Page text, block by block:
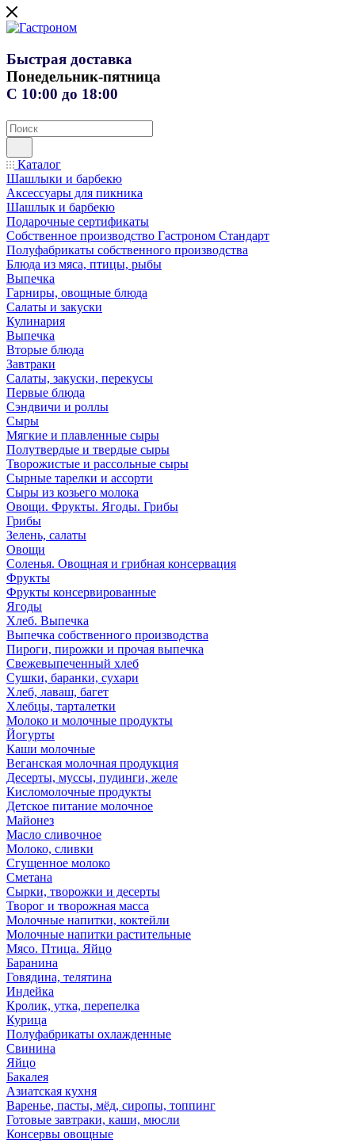
Быстрая доставка
Понедельник-пятница
С 10:00 до 18:00
Каталог
Шашлыки и барбекю
Аксессуары для пикника
Шашлык и барбекю
Подарочные сертификаты
Собственное производство Гастроном Стандарт
Полуфабрикаты собственного производства
Блюда из мяса, птицы, рыбы
Выпечка
Гарниры, овощные блюда
Салаты и закуски
Кулинария
Выпечка
Вторые блюда
Завтраки
Салаты, закуски, перекусы
Первые блюда
Сэндвичи и роллы
Сыры
Мягкие и плавленные сыры
Полутвердые и твердые сыры
Творожистые и рассольные сыры
Сырные тарелки и ассорти
Сыры из козьего молока
Овощи. Фрукты. Ягоды. Грибы
Грибы
Зелень, салаты
Овощи
Соленья. Овощная и грибная консервация
Фрукты
Фрукты консервированные
Ягоды
Хлеб. Выпечка
Выпечка собственного производства
Пироги, пирожки и прочая выпечка
Свежевыпеченный хлеб
Сушки, баранки, сухари
Хлеб, лаваш, багет
Хлебцы, тарталетки
Молоко и молочные продукты
Йогурты
Каши молочные
Веганская молочная продукция
Десерты, муссы, пудинги, желе
Кисломолочные продукты
Детское питание молочное
Майонез
Масло сливочное
Молоко, сливки
Сгущенное молоко
Сметана
Сырки, творожки и десерты
Творог и творожная масса
Молочные напитки, коктейли
Молочные напитки растительные
Мясо. Птица. Яйцо
Баранина
Говядина, телятина
Индейка
Кролик, утка, перепелка
Курица
Полуфабрикаты охлажденные
Свинина
Яйцо
Бакалея
Азиатская кухня
Варенье, пасты, мёд, сиропы, топпинг
Готовые завтраки, каши, мюсли
Консервы овощные